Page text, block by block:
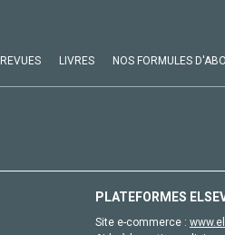
REVUES LIVRES NOS FORMULES
PLATEFORMES
Site e-commerce :